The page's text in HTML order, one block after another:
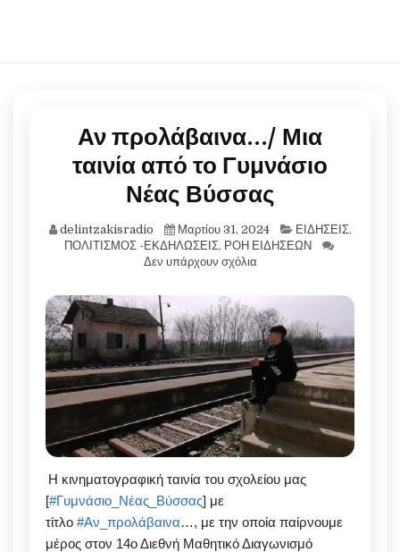
Αν προλάβαινα…/ Μια
ταινία από το Γυμνάσιο
Νέας Βύσσας
delintzakisradio Μαρτίου 31, 2024 ΕΙΔΗΣΕΙΣ,
ΠΟΛΙΤΙΣΜΟΣ -ΕΚΔΗΛΩΣΕΙΣ, ΡΟΗ ΕΙΔΗΣΕΩΝ
Δεν υπάρχουν σχόλια
Η κινηματογραφική ταινία του σχολείου μας
[#Γυμνάσιο_Νέας_Βύσσας] με
τίτλο #Αν_προλάβαινα…, με την οποία παίρνουμε
μέρος στον 14ο Διεθνή Μαθητικό Διαγωνισμό